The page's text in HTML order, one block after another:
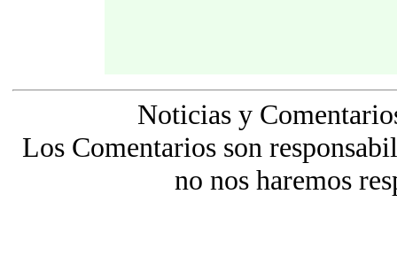
Noticias y
Los Comentarios son
no nos haremos